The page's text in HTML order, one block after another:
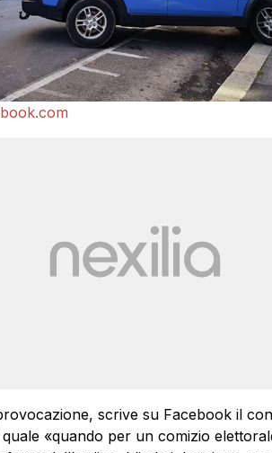
scrive su Facebook il
«quando per un comizio